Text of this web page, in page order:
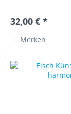
32,00 € *
Merken